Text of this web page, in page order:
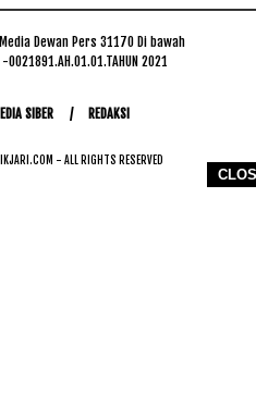
Dewan Pers 31170 Di bawah
-0021891.AH.01.01.TAHUN 2021
SIBER REDAKSI
- ALL RIGHTS RESERVED